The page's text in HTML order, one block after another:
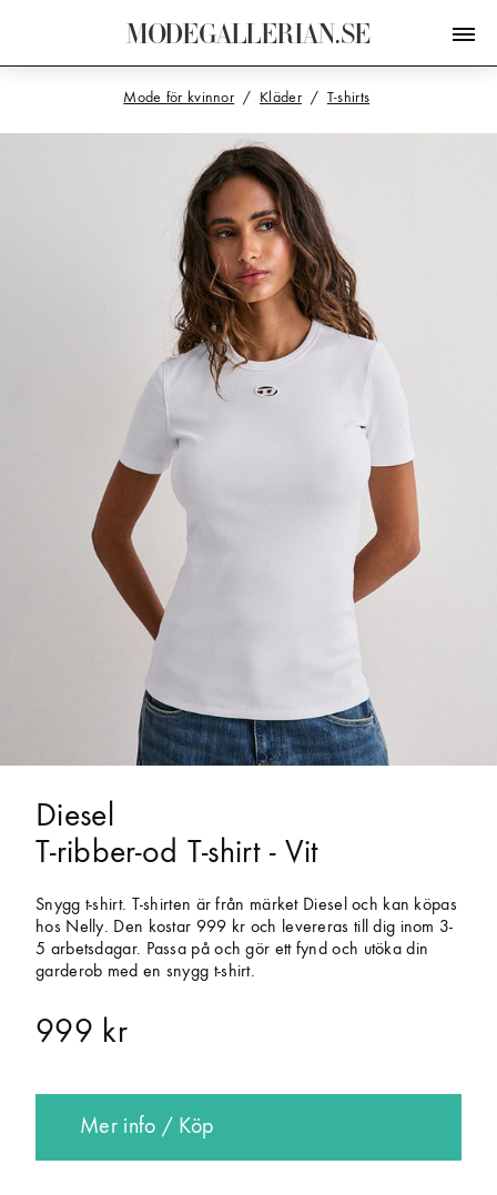
MODEGALLERIAN.SE
Mode för kvinnor Kläder T-shirts
Diesel
T-ribber-od T-shirt - Vit
Snygg t-shirt. T-shirten är från märket Diesel och kan köpas
hos Nelly. Den kostar 999 kr och levereras till dig inom 3-
5 arbetsdagar. Passa på och gör ett fynd och utöka din
garderob med en snygg t-shirt.
999 kr
Mer info / Köp